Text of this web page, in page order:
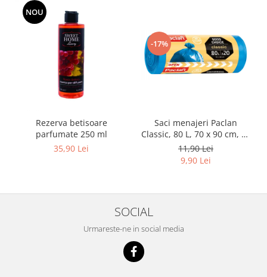
Accesorii manichiura & pedichiura
Scutece adulti
NOU
Rezerva betisoare
parfumate 250 ml
35,90 Lei
-17%
Saci menajeri Paclan
Classic, 80 L, 70 x 90 cm, 20
buc
11,90 Lei
9,90 Lei
SOCIAL
Urmareste-ne in social media